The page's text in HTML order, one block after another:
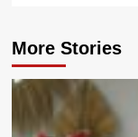
More Stories